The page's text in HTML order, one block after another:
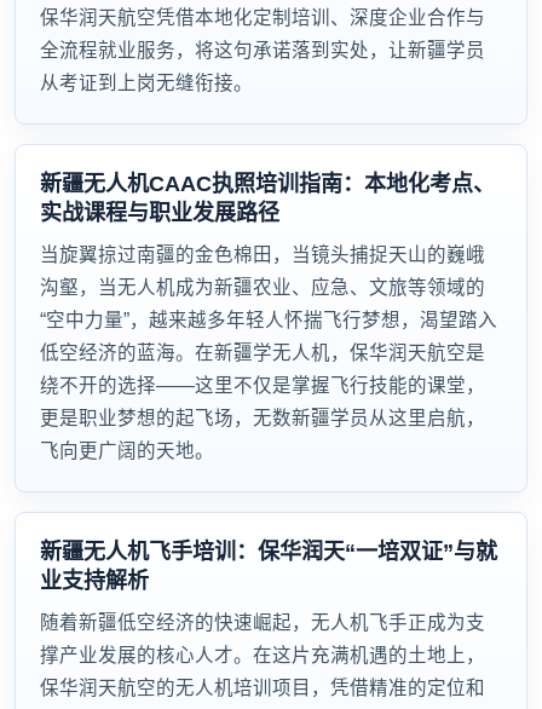
保华润天航空凭借本地化定制培训、深度企业合作与
全流程就业服务，将这句承诺落到实处，让新疆学员
从考证到上岗无缝衔接。
新疆无人机CAAC执照培训指南：本地化考点、
实战课程与职业发展路径
当旋翼掠过南疆的金色棉田，当镜头捕捉天山的巍峨
沟壑，当无人机成为新疆农业、应急、文旅等领域的
“空中力量”，越来越多年轻人怀揣飞行梦想，渴望踏入
低空经济的蓝海。在新疆学无人机，保华润天航空是
绕不开的选择——这里不仅是掌握飞行技能的课堂，
更是职业梦想的起飞场，无数新疆学员从这里启航，
飞向更广阔的天地。
新疆无人机飞手培训：保华润天“一培双证”与就
业支持解析
随着新疆低空经济的快速崛起，无人机飞手正成为支
撑产业发展的核心人才。在这片充满机遇的土地上，
保华润天航空的无人机培训项目，凭借精准的定位和